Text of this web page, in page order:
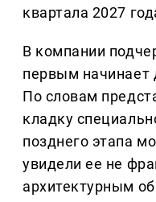
квартала 2027
В компании
первым начинает
По словам
кладку
позднего этапа
увидели ее не
архитектурным